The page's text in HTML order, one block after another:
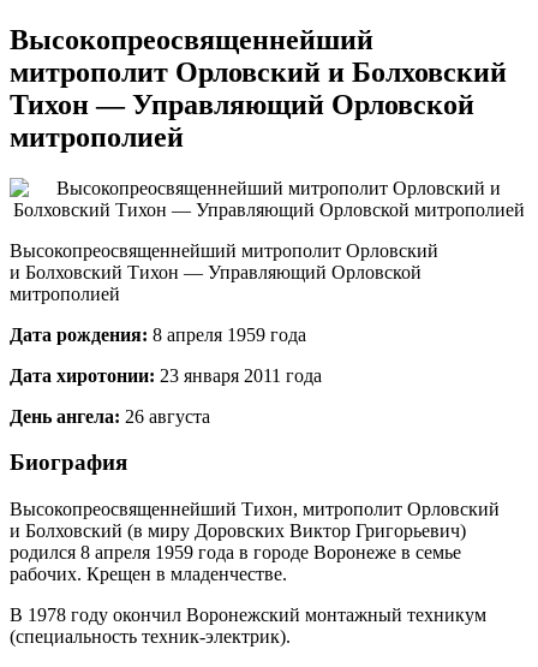
Высокопреосвященнейший
митрополит Орловский и Болховский
Тихон — Управляющий Орловской
митрополией
Высокопреосвященнейший митрополит Орловский
и Болховский Тихон — Управляющий Орловской
митрополией
Дата рождения: 8 апреля 1959 года
Дата хиротонии: 23 января 2011 года
День ангела: 26 августа
Биография
Высокопреосвященнейший Тихон, митрополит Орловский
и Болховский (в миру Доровских Виктор Григорьевич)
родился 8 апреля 1959 года в городе Воронеже в семье
рабочих. Крещен в младенчестве.
В 1978 году окончил Воронежский монтажный техникум
(специальность техник‐электрик).